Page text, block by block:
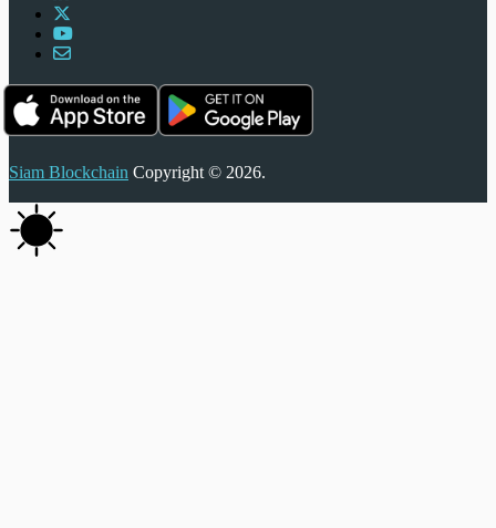
Siam Blockchain Copyright © 2026.